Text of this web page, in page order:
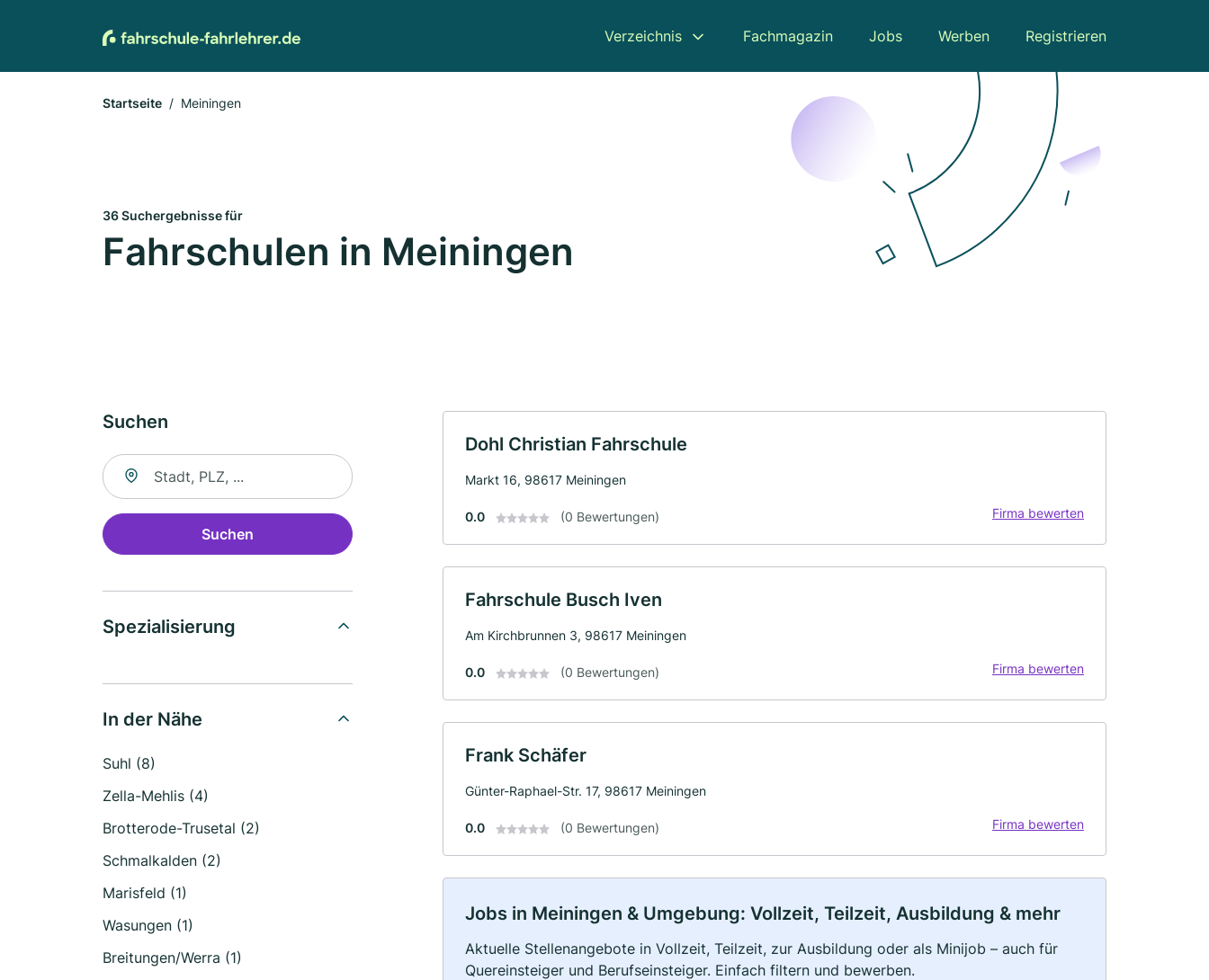
Verzeichnis Fachmagazin Jobs Werben Registrieren
Startseite Meiningen
36 Suchergebnisse für
Fahrschulen in Meiningen
Suchen
Suche nach Ort
Suchen
Spezialisierung
In der Nähe
Suhl (8)
Zella-Mehlis (4)
Brotterode-Trusetal (2)
Schmalkalden (2)
Marisfeld (1)
Wasungen (1)
Breitungen/Werra (1)
Dohl Christian Fahrschule
Markt 16, 98617 Meiningen
0.0 (0 Bewertungen) Firma bewerten
Fahrschule Busch Iven
Am Kirchbrunnen 3, 98617 Meiningen
0.0 (0 Bewertungen) Firma bewerten
Frank Schäfer
Günter-Raphael-Str. 17, 98617 Meiningen
0.0 (0 Bewertungen) Firma bewerten
Jobs in Meiningen & Umgebung: Vollzeit, Teilzeit, Ausbildung & mehr
Aktuelle Stellenangebote in Vollzeit, Teilzeit, zur Ausbildung oder als Minijob – auch für
Quereinsteiger und Berufseinsteiger. Einfach filtern und bewerben.